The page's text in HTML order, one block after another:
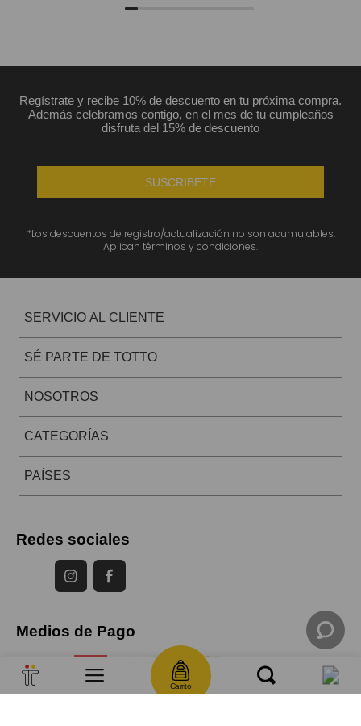
Carrito
Regístrate y recibe 10% de descuento en tu próxima compra.
Además celebramos contigo, en el mes de tu cumpleaños
disfruta del 15% de descuento
SUSCRIBETE
*Los descuentos de registro/actualización no son acumulables.
Aplican términos y condiciones.
SERVICIO AL CLIENTE
SÉ PARTE DE TOTTO
NOSOTROS
CATEGORÍAS
PAÍSES
Redes sociales
Medios de Pago